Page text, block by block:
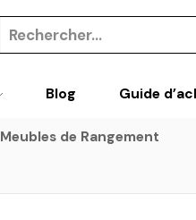
Blog Guide
Meubles de Rangement